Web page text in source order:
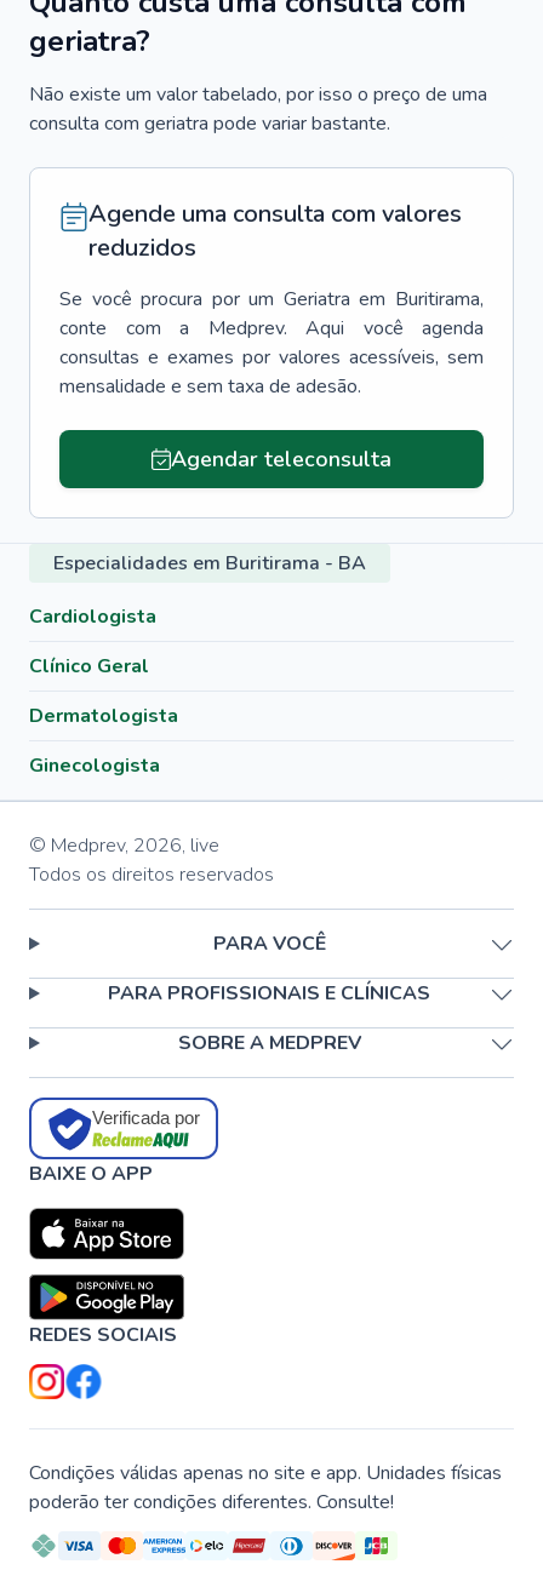
geriatra?
Não existe um valor tabelado, por isso o preço de uma
consulta com geriatra pode variar bastante.
Agende uma consulta com valores
reduzidos
Se você procura por um Geriatra em Buritirama,
conte com a Medprev. Aqui você agenda
consultas e exames por valores acessíveis, sem
mensalidade e sem taxa de adesão.
Agendar teleconsulta
Especialidades em Buritirama - BA
Cardiologista
Clínico Geral
Dermatologista
Ginecologista
© Medprev, 2026, live
Todos os direitos reservados
PARA VOCÊ
PARA PROFISSIONAIS E CLÍNICAS
SOBRE A MEDPREV
Verificada por
BAIXE O APP
REDES SOCIAIS
Condições válidas apenas no site e app. Unidades físicas
poderão ter condições diferentes. Consulte!